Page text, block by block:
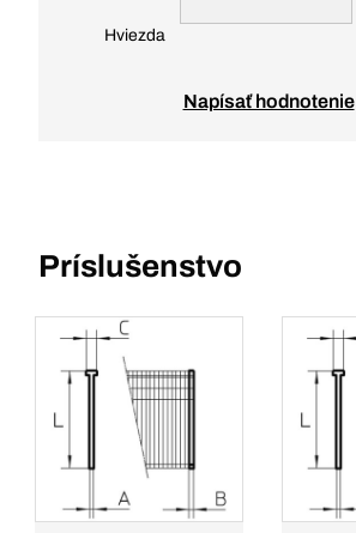
Hviezda
Napísať hodnotenie
Príslušenstvo